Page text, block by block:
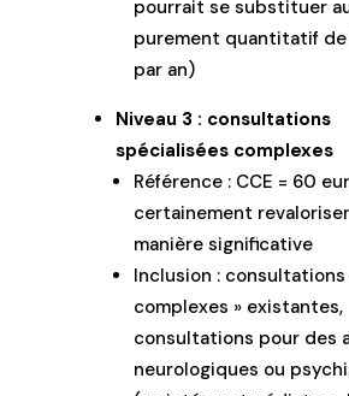
pourrait se substituer
purement quantitatif de
par an)
Niveau 3 : consultations
spécialisées complexes
Référence : CCE = 60
certainement
manière significative
Inclusion : consultations
complexes » existantes,
consultations pour des
neurologiques ou